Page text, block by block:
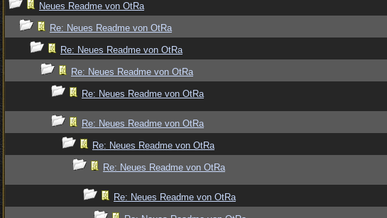
Neues Readme von OtRa
Re: Neues Readme von OtRa
Re: Neues Readme von OtRa
Re: Neues Readme von OtRa
Re: Neues Readme von OtRa
Re: Neues Readme von OtRa
Re: Neues Readme von OtRa
Re: Neues Readme von OtRa
Re: Neues Readme von OtRa